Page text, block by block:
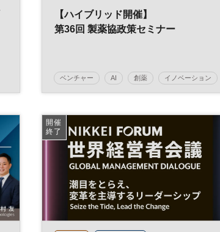
【ハイブリッド開催】
第36回 製薬協政策セミナー
ベンチャー AI 創薬 イノベーション
ビジネス
参加無料 ヘルスケア
開催
終了